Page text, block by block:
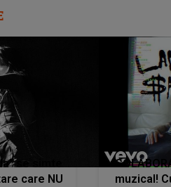
se simte
care NU
muzical!